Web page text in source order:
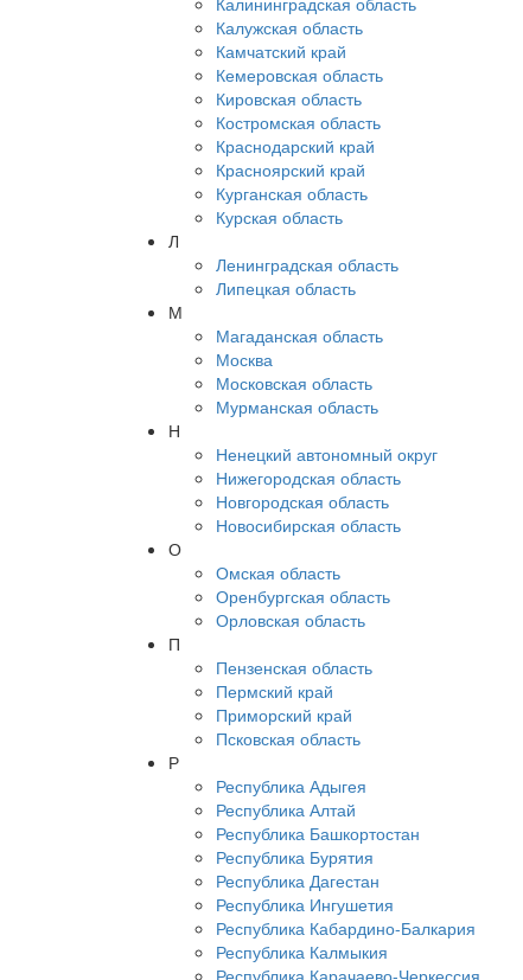
Калужская область
Камчатский край
Кемеровская область
Кировская область
Костромская область
Краснодарский край
Красноярский край
Курганская область
Курская область
Л
Ленинградская область
Липецкая область
М
Магаданская область
Москва
Московская область
Мурманская область
Н
Ненецкий автономный округ
Нижегородская область
Новгородская область
Новосибирская область
О
Омская область
Оренбургская область
Орловская область
П
Пензенская область
Пермский край
Приморский край
Псковская область
Р
Республика Адыгея
Республика Алтай
Республика Башкортостан
Республика Бурятия
Республика Дагестан
Республика Ингушетия
Республика Кабардино-Балкария
Республика Калмыкия
Республика Карачаево-Черкессия